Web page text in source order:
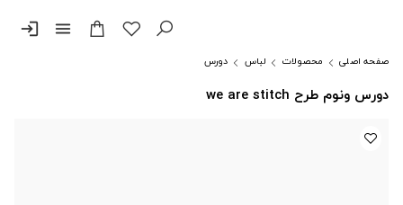
menu
login
صفحه اصلی محصولات لباس دورس
دورس ونوم طرح we are stitch